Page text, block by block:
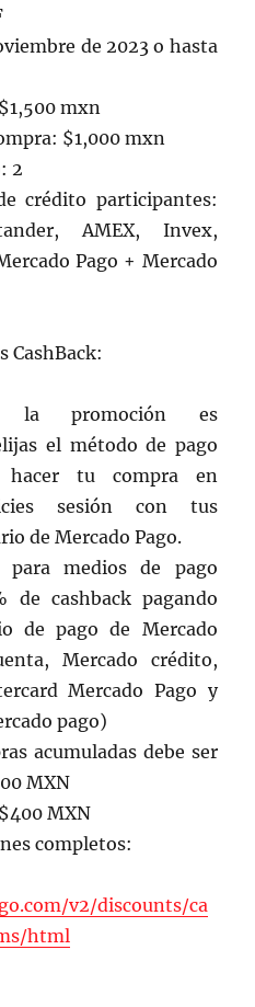
de 2023 o hasta
mxn
$1,000 mxn
2
crédito participantes:
AMEX, Invex,
Pago + Mercado
CashBack:
la promoción es
el método de pago
hacer tu compra en
sesión con tus
de Mercado Pago.
para medios de pago
de cashback pagando
de pago de Mercado
Mercado crédito,
Mercado Pago y
pago)
acumuladas debe ser
MXN
MXN
completos:
v2/discounts/ca
html